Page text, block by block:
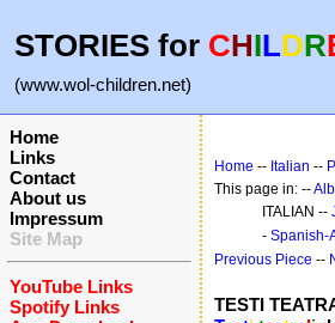
STORIES for CHILDR
(www.wol-children.net)
Home
Links
Contact
About us
Impressum
Site Map
YouTube Links
Spotify Links
Home -- Italian --
This page in: --
ITALIAN --
- Spanish-
Previous Piece --
TESTI